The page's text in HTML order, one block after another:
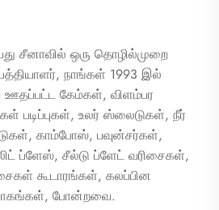
சீனாவில் ஒரு தொழில்முறை
நாங்கள் 1993 இல்
ஊதப்பட்ட கேம்கள், விளம்பர
உலர் ஸ்லைடுகள், நீர்
காம்போஸ், பவுன்சர்கள்,
ப்ளேஸ், சீல்டு ப்ளேட் வரிசைகள்,
கூடாரங்கள், கலப்பின
போன்றவை.